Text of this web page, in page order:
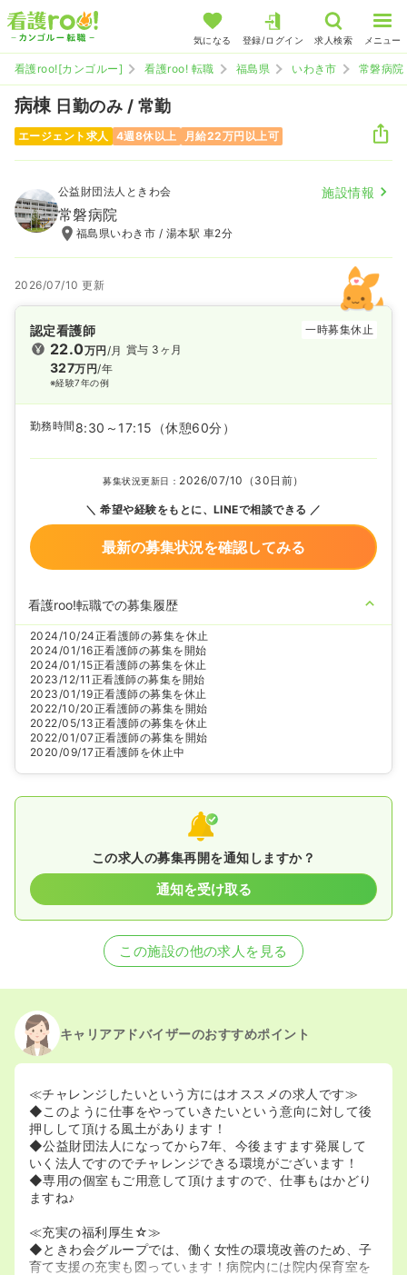
気になる 登録/ログイン 求人検索 メニュー
看護roo![カンゴルー] 看護roo! 転職 福島県 いわき市 常磐病院
病棟 日勤のみ / 常勤
エージェント求人 4週8休以上 月給22万円以上可
公益財団法人ときわ会 施設情報
常磐病院
福島県いわき市 / 湯本駅 車2分
2026/07/10 更新
認定看護師 一時募集休止
22.0万円/月
327万円/年
※経験7年の例
賞与 3ヶ月
勤務時間 8:30～17:15 （休憩60分）
募集状況更新日： 2026/07/10（30日前）
希望や経験をもとに、LINEで相談できる
最新の募集状況を確認してみる
看護roo!転職での募集履歴
2024/10/24正看護師の募集を休止
2024/01/16正看護師の募集を開始
2024/01/15正看護師の募集を休止
2023/12/11 正看護師の募集を開始
2023/01/19正看護師の募集を休止
2022/10/20正看護師の募集を開始
2022/05/13正看護師の募集を休止
2022/01/07正看護師の募集を開始
2020/09/17正看護師を休止中
この求人の募集再開を通知しますか？
通知を受け取る
この施設の他の求人を見る
キャリアアドバイザーのおすすめポイント
≪チャレンジしたいという方にはオススメの求人です≫
◆このように仕事をやっていきたいという意向に対して後
押しして頂ける風土があります！
◆公益財団法人になってから7年、今後ますます発展して
いく法人ですのでチャレンジできる環境がございます！
◆専用の個室もご用意して頂けますので、仕事もはかどり
ますね♪
≪充実の福利厚生☆≫
◆ときわ会グループでは、働く女性の環境改善のため、子
育て支援の充実も図っています！病院内には院内保育室を